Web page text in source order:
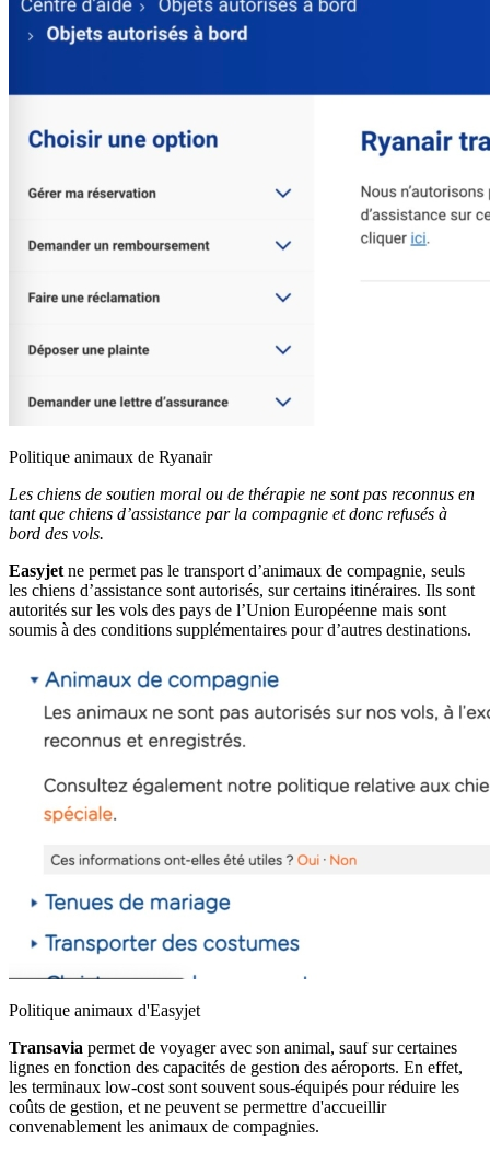
Politique animaux de Ryanair
Les chiens de soutien moral ou de thérapie ne sont pas reconnus en
tant que chiens d’assistance par la compagnie et donc refusés à
bord des vols.
Easyjet ne permet pas le transport d’animaux de compagnie, seuls
les chiens d’assistance sont autorisés, sur certains itinéraires. Ils sont
autorités sur les vols des pays de l’Union Européenne mais sont
soumis à des conditions supplémentaires pour d’autres destinations.
Politique animaux d'Easyjet
Transavia permet de voyager avec son animal, sauf sur certaines
lignes en fonction des capacités de gestion des aéroports. En effet,
les terminaux low-cost sont souvent sous-équipés pour réduire les
coûts de gestion, et ne peuvent se permettre d'accueillir
convenablement les animaux de compagnies.